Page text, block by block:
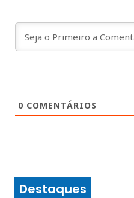
0 COMENTÁRIOS
Destaques